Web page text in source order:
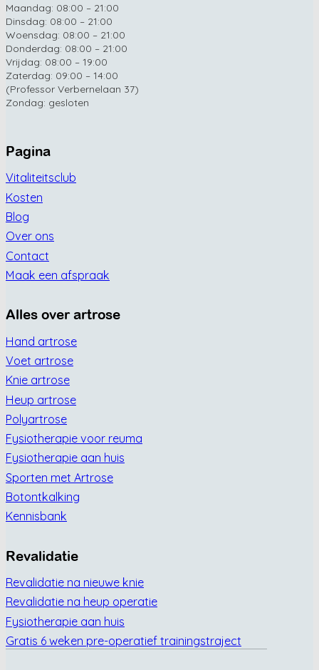
Maandag: 08:00 – 21:00
Dinsdag: 08:00 – 21:00
Woensdag: 08:00 – 21:00
Donderdag: 08:00 – 21:00
Vrijdag: 08:00 – 19:00
Zaterdag: 09:00 – 14:00
(Professor Verbernelaan 37)
Zondag: gesloten
Pagina
Vitaliteitsclub
Kosten
Blog
Over ons
Contact
Maak een afspraak
Alles over artrose
Hand artrose
Voet artrose
Knie artrose
Heup artrose
Polyartrose
Fysiotherapie voor reuma
Fysiotherapie aan huis
Sporten met Artrose
Botontkalking
Kennisbank
Revalidatie
Revalidatie na nieuwe knie
Revalidatie na heup operatie
Fysiotherapie aan huis
Gratis 6 weken pre-operatief trainingstraject